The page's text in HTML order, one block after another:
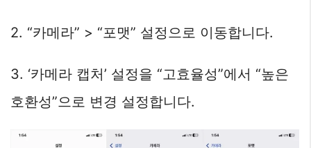
2. “카메라” > “포맷” 설정으로 이동합니다.
3. ‘카메라 캡처’ 설정을 “고효율성”에서 “높은
호환성”으로 변경 설정합니다.